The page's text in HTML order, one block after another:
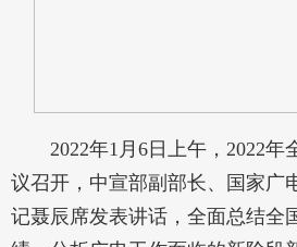
2022年1月6日上午，2022年
议召开，中宣部副部长、国家广
记聂辰席发表讲话，全面总结全